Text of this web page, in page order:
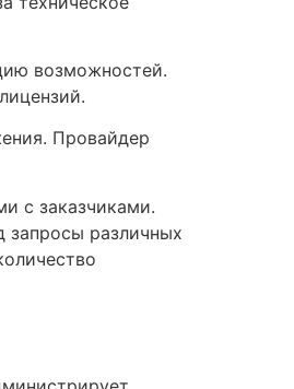
возможностей.
Провайдер
с заказчиками.
запросы различных